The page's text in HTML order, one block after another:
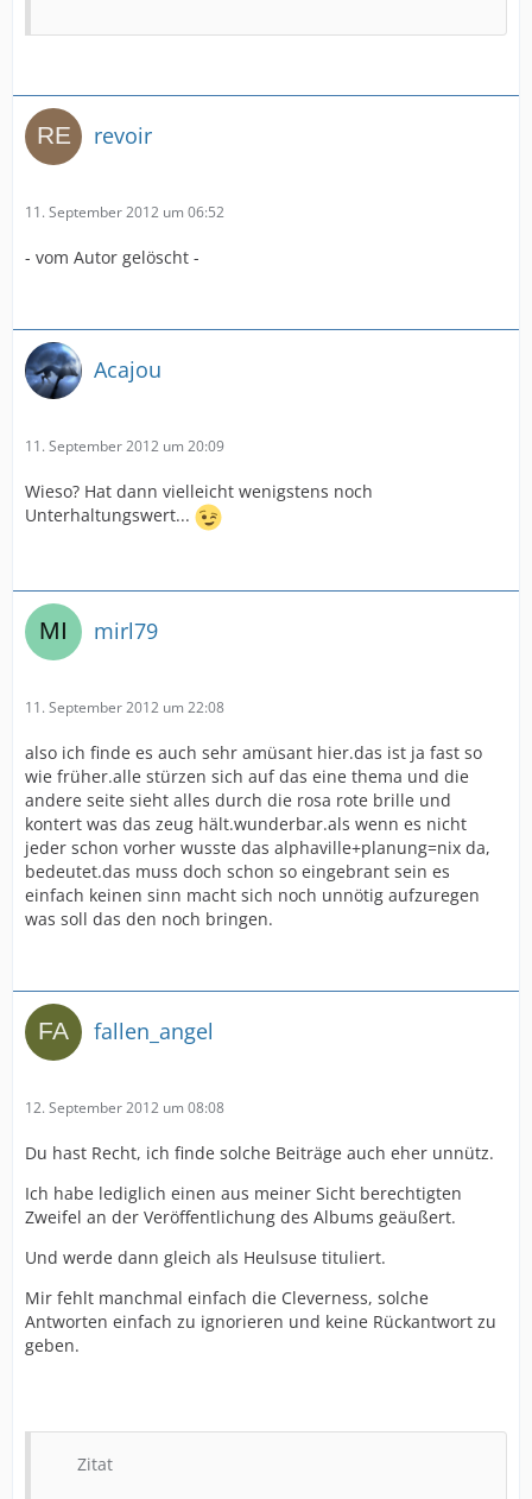
revoir
11. September 2012 um 06:52
- vom Autor gelöscht -
Acajou
11. September 2012 um 20:09
Wieso? Hat dann vielleicht wenigstens noch
Unterhaltungswert...
mirl79
11. September 2012 um 22:08
also ich finde es auch sehr amüsant hier.das ist ja fast so
wie früher.alle stürzen sich auf das eine thema und die
andere seite sieht alles durch die rosa rote brille und
kontert was das zeug hält.wunderbar.als wenn es nicht
jeder schon vorher wusste das alphaville+planung=nix da,
bedeutet.das muss doch schon so eingebrant sein es
einfach keinen sinn macht sich noch unnötig aufzuregen
was soll das den noch bringen.
fallen_angel
12. September 2012 um 08:08
Du hast Recht, ich finde solche Beiträge auch eher unnütz.
Ich habe lediglich einen aus meiner Sicht berechtigten
Zweifel an der Veröffentlichung des Albums geäußert.
Und werde dann gleich als Heulsuse tituliert.
Mir fehlt manchmal einfach die Cleverness, solche
Antworten einfach zu ignorieren und keine Rückantwort zu
geben.
Zitat